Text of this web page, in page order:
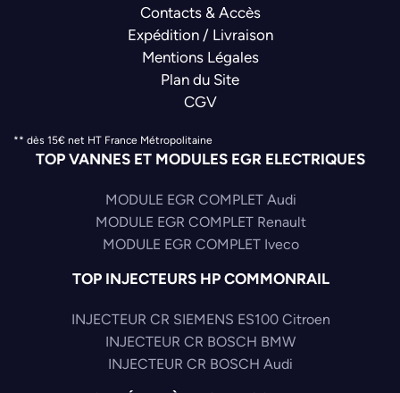
Contacts & Accès
Expédition / Livraison
Mentions Légales
Plan du Site
CGV
** dès 15€ net HT France Métropolitaine
TOP VANNES ET MODULES EGR ELECTRIQUES
MODULE EGR COMPLET Audi
MODULE EGR COMPLET Renault
MODULE EGR COMPLET Iveco
TOP INJECTEURS HP COMMONRAIL
INJECTEUR CR SIEMENS ES100 Citroen
INJECTEUR CR BOSCH BMW
INJECTEUR CR BOSCH Audi